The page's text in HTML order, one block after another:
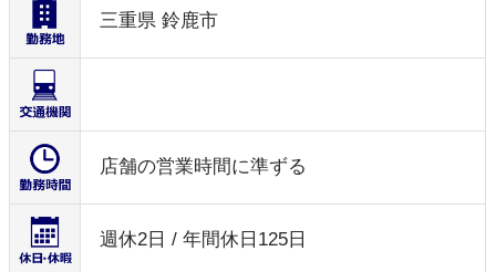
三重県 鈴鹿市
店舗の営業時間に準ずる
週休2日 / 年間休日125日